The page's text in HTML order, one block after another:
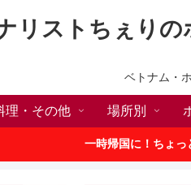
リストちぇり
ベトナム・
理・その他 場所別
一時帰国に！ちょっ